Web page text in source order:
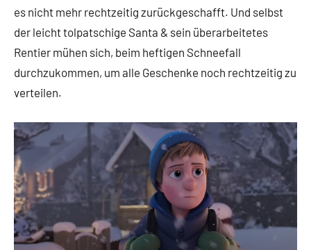
es nicht mehr rechtzeitig zurückgeschafft. Und selbst
der leicht tolpatschige Santa & sein überarbeitetes
Rentier mühen sich, beim heftigen Schneefall
durchzukommen, um alle Geschenke noch rechtzeitig zu
verteilen.